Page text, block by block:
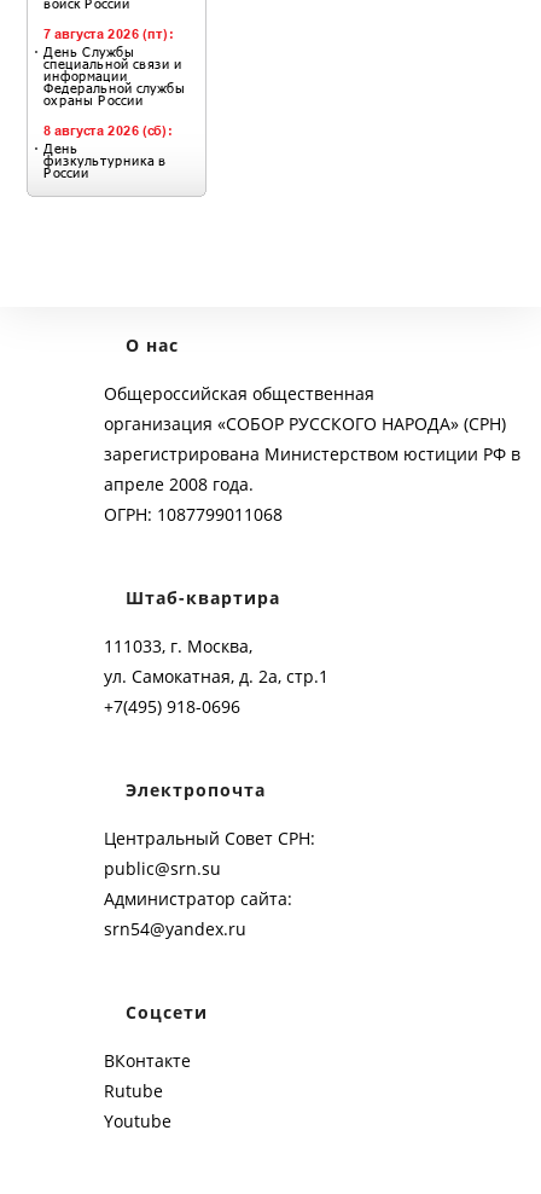
О нас
Общероссийская общественная
организация «СОБОР РУССКОГО НАРОДА» (СРН)
зарегистрирована Министерством юстиции РФ в
апреле 2008 года.
ОГРН: 1087799011068
Штаб-квартира
111033, г. Москва,
ул. Самокатная, д. 2а, стр.1
+7(495) 918-0696
Электропочта
Центральный Совет СРН:
public@srn.su
Администратор сайта:
srn54@yandex.ru
Соцсети
ВКонтакте
Rutube
Youtube